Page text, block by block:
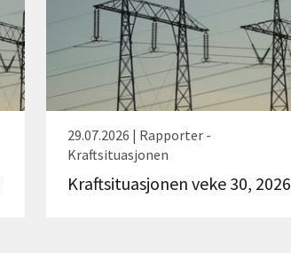
29.07.2026 | Rapporter -
Kraftsituasjonen
Kraftsituasjonen veke 30, 2026